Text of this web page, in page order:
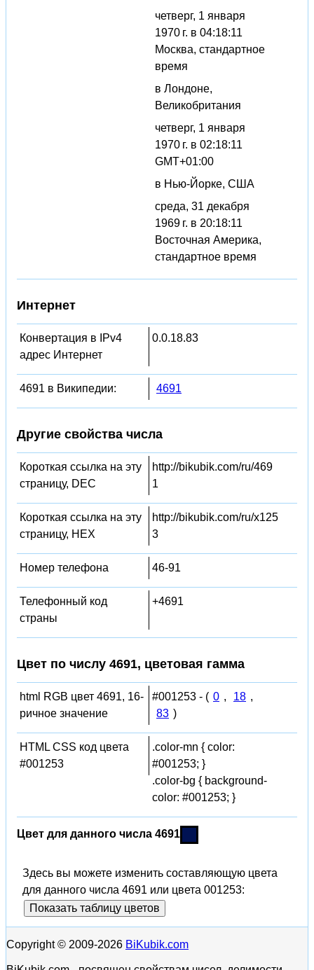
четверг, 1 января
1970 г. в 04:18:11
Москва, стандартное
время
в Лондоне,
Великобритания
четверг, 1 января
1970 г. в 02:18:11
GMT+01:00
в Нью-Йорке, США
среда, 31 декабря
1969 г. в 20:18:11
Восточная Америка,
стандартное время
Интернет
Конвертация в IPv4
адрес Интернет
0.0.18.83
4691 в Википедии: 4691
Другие свойства числа
Короткая ссылка на эту
страницу, DEC
http://bikubik.com/ru/469
1
Короткая ссылка на эту
страницу, HEX
http://bikubik.com/ru/x125
3
Номер телефона 46-91
Телефонный код
страны
+4691
Цвет по числу 4691, цветовая гамма
html RGB цвет 4691, 16-
ричное значение
#001253 - ( 0 , 18 ,
83 )
HTML CSS код цвета
#001253
.color-mn { color:
#001253; }
.color-bg { background-
color: #001253; }
Цвет для данного числа 4691
Здесь вы можете изменить составляющую цвета
для данного числа 4691 или цвета 001253:
Показать таблицу цветов
Copyright © 2009-2026 BiKubik.com